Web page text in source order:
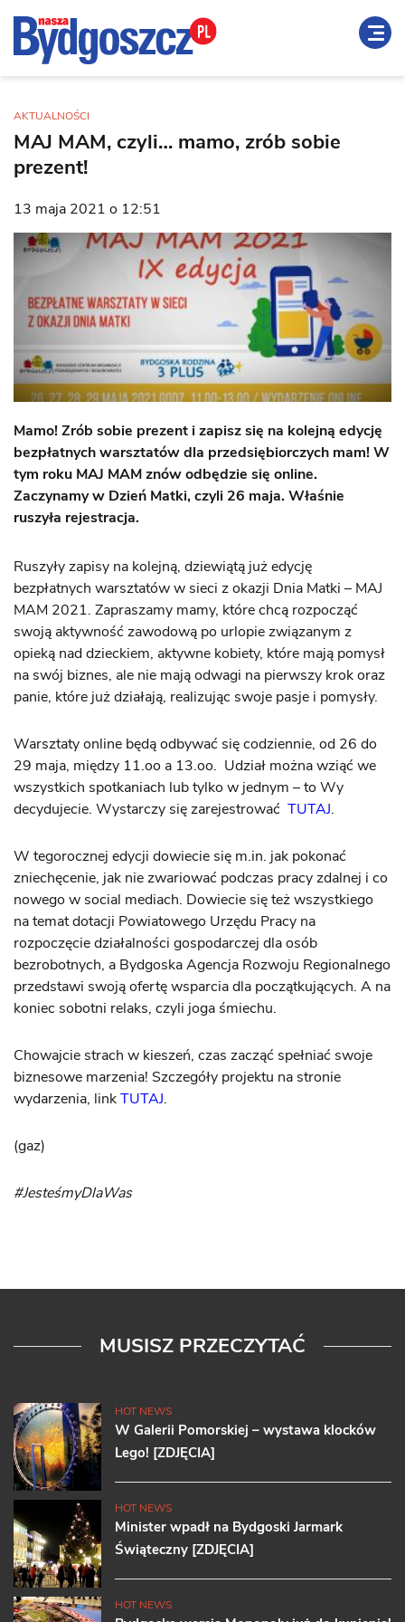
AKTUALNOŚCI
MAJ MAM, czyli… mamo, zrób sobie
prezent!
13 maja 2021 o 12:51
Mamo! Zrób sobie prezent i zapisz się na kolejną edycję
bezpłatnych warsztatów dla przedsiębiorczych mam! W
tym roku MAJ MAM znów odbędzie się online.
Zaczynamy w Dzień Matki, czyli 26 maja. Właśnie
ruszyła rejestracja.
Ruszyły zapisy na kolejną, dziewiątą już edycję
bezpłatnych warsztatów w sieci z okazji Dnia Matki – MAJ
MAM 2021. Zapraszamy mamy, które chcą rozpocząć
swoją aktywność zawodową po urlopie związanym z
opieką nad dzieckiem, aktywne kobiety, które mają pomysł
na swój biznes, ale nie mają odwagi na pierwszy krok oraz
panie, które już działają, realizując swoje pasje i pomysły.
Warsztaty online będą odbywać się codziennie, od 26 do
29 maja, między 11.oo a 13.oo. Udział można wziąć we
wszystkich spotkaniach lub tylko w jednym – to Wy
decydujecie. Wystarczy się zarejestrować TUTAJ.
W tegorocznej edycji dowiecie się m.in. jak pokonać
zniechęcenie, jak nie zwariować podczas pracy zdalnej i co
nowego w social mediach. Dowiecie się też wszystkiego
na temat dotacji Powiatowego Urzędu Pracy na
rozpoczęcie działalności gospodarczej dla osób
bezrobotnych, a Bydgoska Agencja Rozwoju Regionalnego
przedstawi swoją ofertę wsparcia dla początkujących. A na
koniec sobotni relaks, czyli joga śmiechu.
Chowajcie strach w kieszeń, czas zacząć spełniać swoje
biznesowe marzenia! Szczegóły projektu na stronie
wydarzenia, linkTUTAJ.
(gaz)
#JesteśmyDlaWas
MUSISZ PRZECZYTAĆ
HOT NEWS
W Galerii Pomorskiej – wystawa klocków
Lego! [ZDJĘCIA]
HOT NEWS
Minister wpadł na Bydgoski Jarmark
Świąteczny [ZDJĘCIA]
HOT NEWS